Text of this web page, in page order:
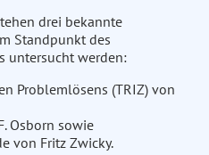
drei bekannte
Standpunkt des
untersucht werden:
Problemlösens (TRIZ) von
Osborn sowie
von Fritz Zwicky.